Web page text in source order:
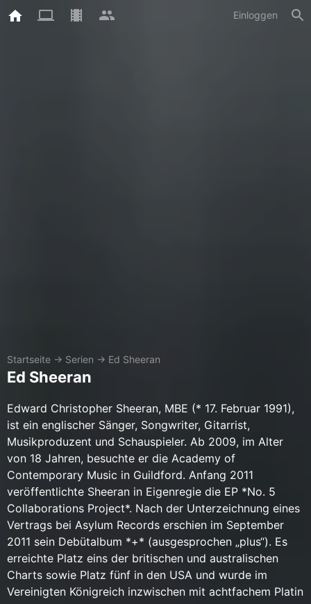
Einloggen
Startseite → Serien → Ed Sheeran
Ed Sheeran
Edward Christopher Sheeran, MBE (* 17. Februar 1991),
ist ein englischer Sänger, Songwriter, Gitarrist,
Musikproduzent und Schauspieler. Ab 2009, im Alter
von 18 Jahren, besuchte er die Academy of
Contemporary Music in Guildford. Anfang 2011
veröffentlichte Sheeran in Eigenregie die EP *No. 5
Collaborations Project*. Nach der Unterzeichnung eines
Vertrags bei Asylum Records erschien im September
2011 sein Debütalbum *+* (ausgesprochen „plus“). Es
erreichte Platz eins der britischen und australischen
Charts sowie Platz fünf in den USA und wurde im
Vereinigten Königreich inzwischen mit achtfachem Platin